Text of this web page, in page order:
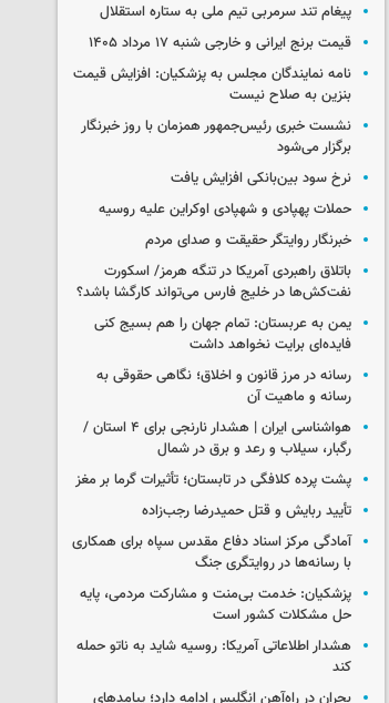
پیغام تند سرمربی تیم ملی به ستاره استقلال
قیمت برنج ایرانی و خارجی شنبه ۱۷ مرداد ۱۴۰۵
نامه نمایندگان مجلس به پزشکیان: افزایش قیمت
بنزین به صلاح نیست
نشست خبری رئیس‌جمهور همزمان با روز خبرنگار
برگزار می‌شود
نرخ سود بین‌بانکی افزایش یافت
حملات پهپادی و شهپادی اوکراین علیه روسیه
خبرنگار روایتگر حقیقت و صدای مردم
باتلاق راهبردی آمریکا در تنگه هرمز/ اسکورت
نفت‌کش‌ها در خلیج فارس می‌تواند کارگشا باشد؟
یمن به عربستان: تمام جهان را هم بسیج کنی
فایده‌ای برایت نخواهد داشت
رسانه در مرز قانون و اخلاق؛ نگاهی حقوقی به
رسانه و ماهیت آن
هواشناسی ایران | هشدار نارنجی برای ۴ استان /
رگبار، سیلاب و رعد و برق در شمال
پشت پرده کلافگی در تابستان؛ تأثیرات گرما بر مغز
تأیید ربایش و قتل حمیدرضا رجب‌زاده
آمادگی مرکز اسناد دفاع مقدس سپاه برای همکاری
با رسانه‌ها در روایتگری جنگ
پزشکیان: خدمت بی‌منت و مشارکت مردمی، پایه
حل مشکلات کشور است
هشدار اطلاعاتی آمریکا: روسیه شاید به ناتو حمله
کند
بحران در راه‌آهن انگلیس ادامه دارد؛ پیامدهای